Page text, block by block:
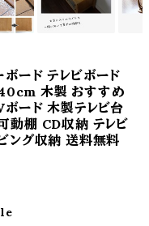
ード テレビボード
木製 おすすめ
ード 木製テレビ台
動棚 CD収納 テレビ
ング収納 送料無料